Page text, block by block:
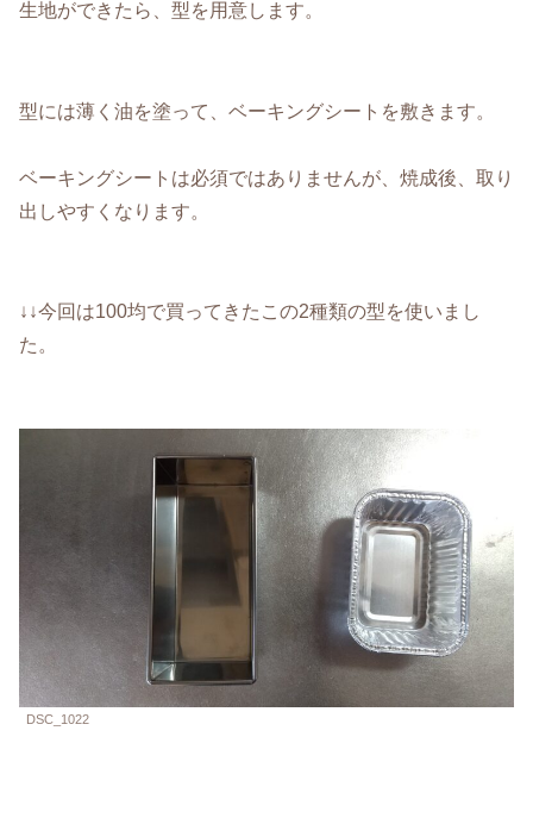
生地ができたら、型を用意します。
型には薄く油を塗って、ベーキングシートを敷きます。
ベーキングシートは必須ではありませんが、焼成後、取り
出しやすくなります。
↓↓今回は100均で買ってきたこの2種類の型を使いまし
た。
DSC_1022